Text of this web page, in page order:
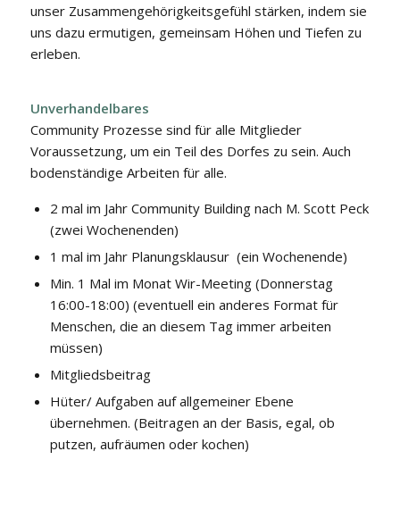
unser Zusammengehörigkeitsgefühl stärken, indem sie
uns dazu ermutigen, gemeinsam Höhen und Tiefen zu
erleben.
Unverhandelbares
Community Prozesse sind für alle Mitglieder
Voraussetzung, um ein Teil des Dorfes zu sein. Auch
bodenständige Arbeiten für alle.
2 mal im Jahr Community Building nach M. Scott Peck
(zwei Wochenenden)
1 mal im Jahr Planungsklausur (ein Wochenende)
Min. 1 Mal im Monat Wir-Meeting (Donnerstag
16:00-18:00) (eventuell ein anderes Format für
Menschen, die an diesem Tag immer arbeiten
müssen)
Mitgliedsbeitrag
Hüter/ Aufgaben auf allgemeiner Ebene
übernehmen. (Beitragen an der Basis, egal, ob
putzen, aufräumen oder kochen)